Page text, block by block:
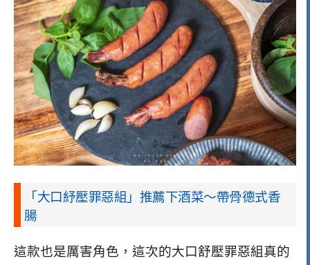
「大口紓壓罪惡組」推薦下酒菜～帶骨德式香
腸
這款也是厲害角色，這次的大口舒壓罪惡組真的